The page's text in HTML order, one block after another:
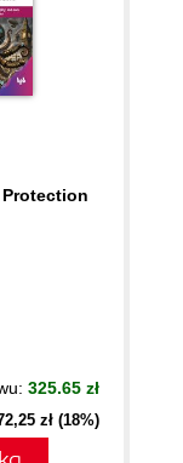
325.65 zł
zł (18%)